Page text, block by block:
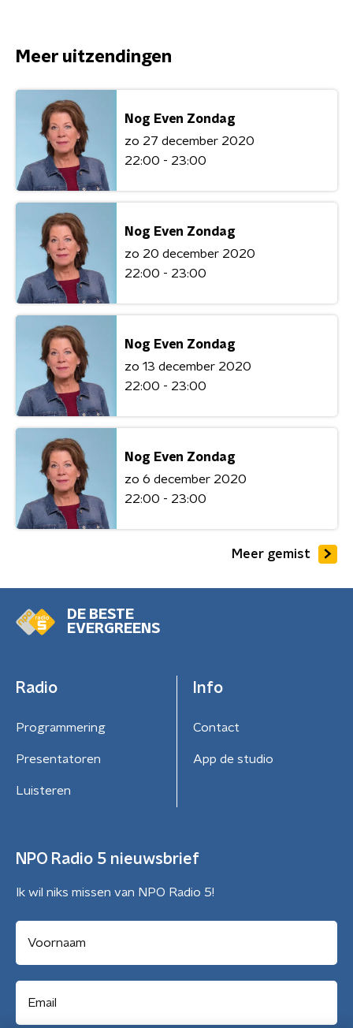
Meer uitzendingen
Nog Even Zondag
zo 27 december 2020
22:00 - 23:00
Nog Even Zondag
zo 20 december 2020
22:00 - 23:00
Nog Even Zondag
zo 13 december 2020
22:00 - 23:00
Nog Even Zondag
zo 6 december 2020
22:00 - 23:00
Meer gemist
DE BESTE
EVERGREENS
Radio
Programmering
Presentatoren
Luisteren
Info
Contact
App de studio
NPO Radio 5 nieuwsbrief
Ik wil niks missen van NPO Radio 5!